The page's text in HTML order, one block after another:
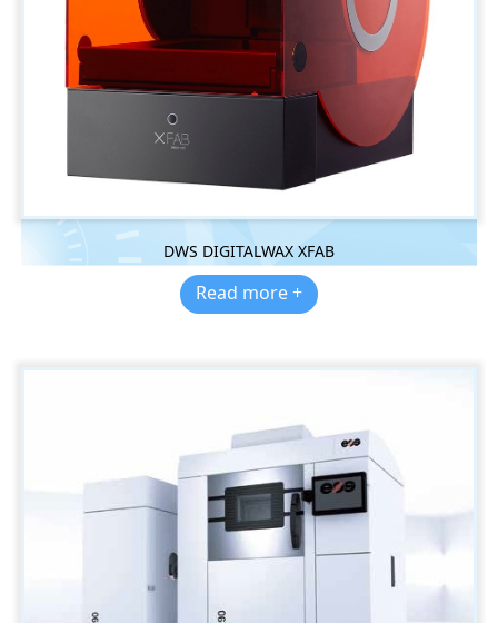
DWS DIGITALWAX XFAB
Read more +